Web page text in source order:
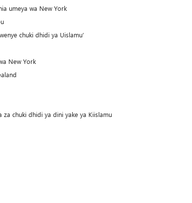
umeya wa New York
chuki dhidi ya Uislamu’
New York
chuki dhidi ya dini yake ya Kiislamu